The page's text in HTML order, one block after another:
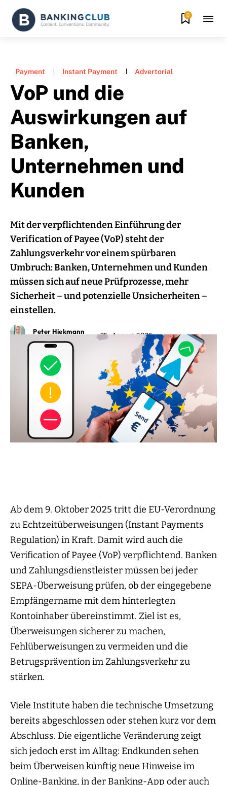
0
Payment Instant Payment Advertorial
VoP und die
Auswirkungen auf
Banken,
Unternehmen und
Kunden
Mit der verpflichtenden Einführung der
Verification of Payee (VoP) steht der
Zahlungsverkehr vor einem spürbaren
Umbruch: Banken, Unternehmen und Kunden
müssen sich auf neue Prüfprozesse, mehr
Sicherheit – und potenzielle Unsicherheiten –
einstellen.
Peter Hiekmann 25. August 2025
Ab dem 9. Oktober 2025 tritt die EU-Verordnung
zu Echtzeitüberweisungen (Instant Payments
Regulation) in Kraft. Damit wird auch die
Verification of Payee (VoP) verpflichtend. Banken
und Zahlungsdienstleister müssen bei jeder
SEPA-Überweisung prüfen, ob der eingegebene
Empfängername mit dem hinterlegten
Kontoinhaber übereinstimmt. Ziel ist es,
Überweisungen sicherer zu machen,
Fehlüberweisungen zu vermeiden und die
Betrugsprävention im Zahlungsverkehr zu
stärken.
Viele Institute haben die technische Umsetzung
bereits abgeschlossen oder stehen kurz vor dem
Abschluss. Die eigentliche Veränderung zeigt
sich jedoch erst im Alltag: Endkunden sehen
beim Überweisen künftig neue Hinweise im
Online-Banking, in der Banking-App oder auch